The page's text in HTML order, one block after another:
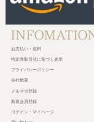
お支払い・送料
特定商取引法に基づく表示
プライバシーポリシー
会社概要
メルマガ登録
新規会員登録
ログイン・マイページ